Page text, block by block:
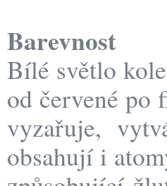
Barevnost
Bílé světlo
od červené po
vyzařuje,
obsahují i